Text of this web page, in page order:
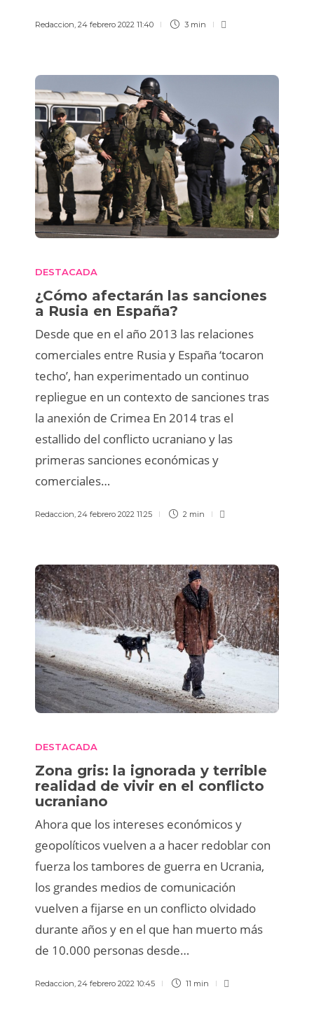
Redaccion, 24 febrero 2022 11:40 3 min
DESTACADA
¿Cómo afectarán las sanciones
a Rusia en España?
Desde que en el año 2013 las relaciones
comerciales entre Rusia y España ‘tocaron
techo’, han experimentado un continuo
repliegue en un contexto de sanciones tras
la anexión de Crimea En 2014 tras el
estallido del conflicto ucraniano y las
primeras sanciones económicas y
comerciales…
Redaccion, 24 febrero 2022 11:25 2 min
DESTACADA
Zona gris: la ignorada y terrible
realidad de vivir en el conflicto
ucraniano
Ahora que los intereses económicos y
geopolíticos vuelven a a hacer redoblar con
fuerza los tambores de guerra en Ucrania,
los grandes medios de comunicación
vuelven a fijarse en un conflicto olvidado
durante años y en el que han muerto más
de 10.000 personas desde…
Redaccion, 24 febrero 2022 10:45 11 min